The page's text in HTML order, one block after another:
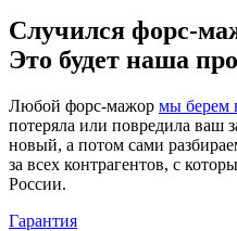
Случился форс-
Это будет наша
Любой форс-мажор мы берем
потеряла или повредила ваш
новый, а потом сами
за всех контрагентов, с
России.
Гарантия